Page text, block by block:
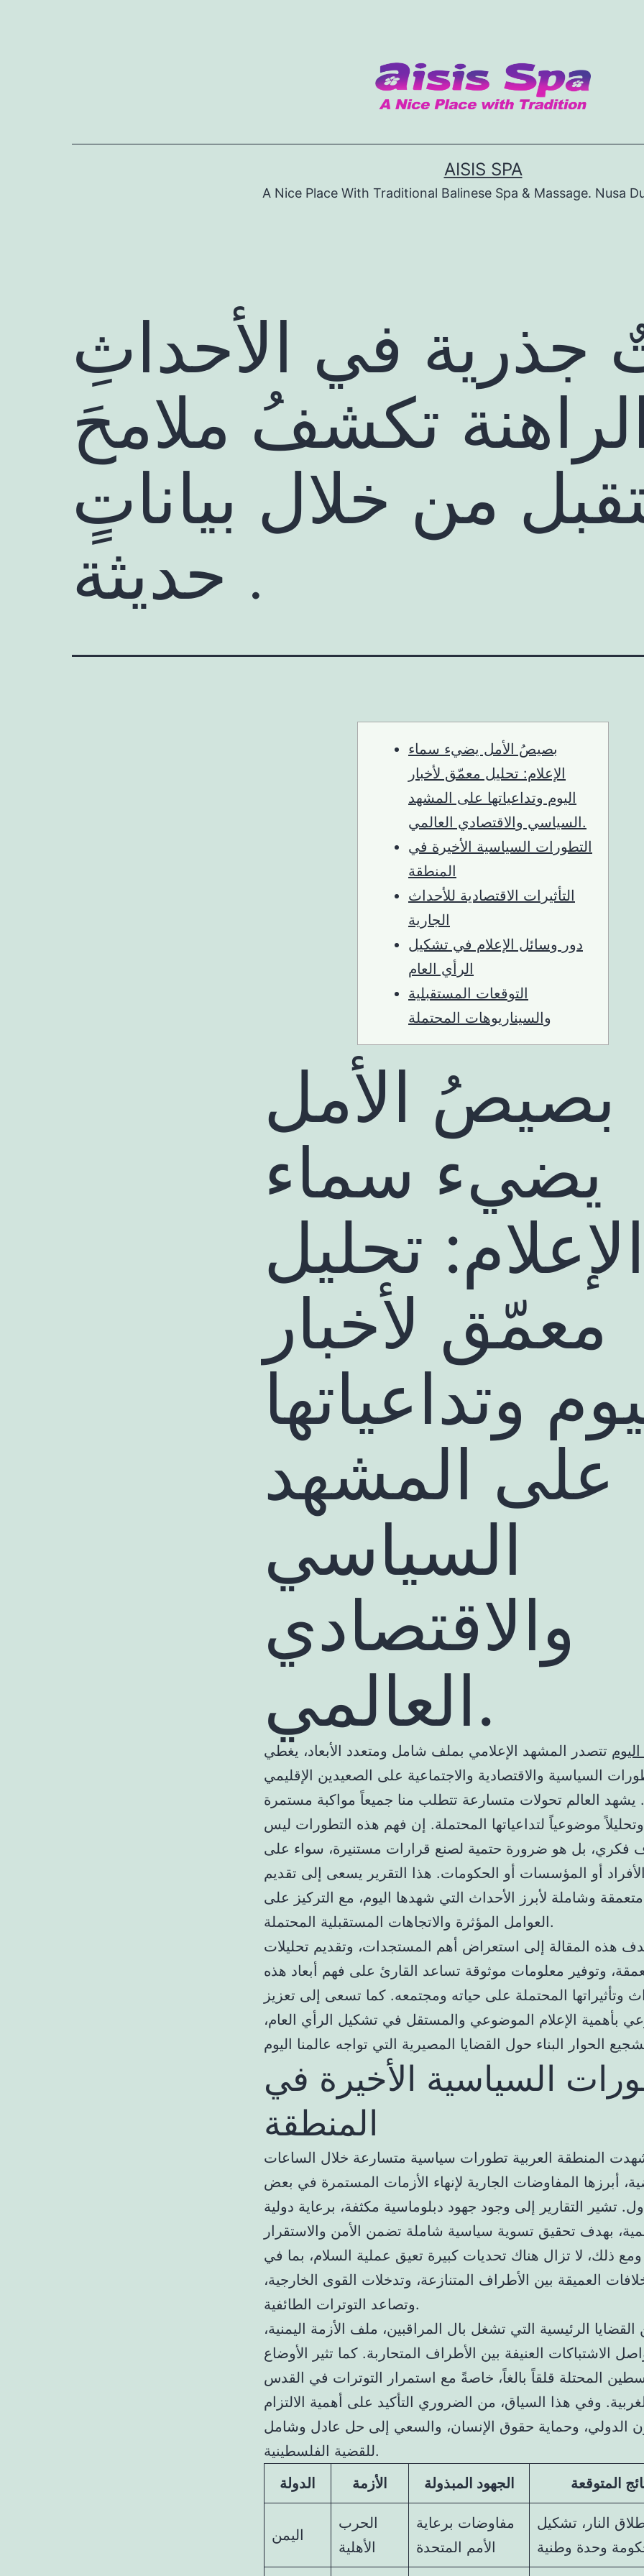
AISIS SPA
A Nice Place With Traditional Balinese Spa & Massage. Nusa
جذرية في الأحداثِ
تكشفُ ملامحَ
من خلال بياناتٍ
حديثة .
بصيصُ الأمل يضيء سماء
الإعلام: تحليل معمّق لأخبار
اليوم وتداعياتها على المشهد
السياسي والاقتصادي العالمي.
التطورات السياسية الأخيرة في
المنطقة
التأثيرات الاقتصادية للأحداث
الجارية
دور وسائل الإعلام في تشكيل
الرأي العام
التوقعات المستقبلية
والسيناريوهات المحتملة
بصيصُ الأمل
يضيء سماء
تحليل
معمّق لأخبار
وتداعياتها
على المشهد
السياسي
والاقتصادي
العالمي.
تتصدر المشهد الإعلامي بملف شامل ومتعدد الأبعاد، يغطي
السياسية والاقتصادية والاجتماعية على الصعيدين الإقليمي
يشهد العالم تحولات متسارعة تتطلب منا جميعاً مواكبة مستمرة
موضوعياً لتداعياتها المحتملة. إن فهم هذه التطورات ليس
فكري، بل هو ضرورة حتمية لصنع قرارات مستنيرة، سواء على
أو المؤسسات أو الحكومات. هذا التقرير يسعى إلى تقديم
وشاملة لأبرز الأحداث التي شهدها اليوم، مع التركيز على
العوامل المؤثرة والاتجاهات المستقبلية المحتملة.
هذه المقالة إلى استعراض أهم المستجدات، وتقديم تحليلات
وتوفير معلومات موثوقة تساعد القارئ على فهم أبعاد هذه
وتأثيراتها المحتملة على حياته ومجتمعه. كما تسعى إلى تعزيز
بأهمية الإعلام الموضوعي والمستقل في تشكيل الرأي العام،
السياسية الأخيرة في
المنطقة
المنطقة العربية تطورات سياسية متسارعة خلال الساعات
أبرزها المفاوضات الجارية لإنهاء الأزمات المستمرة في بعض
تشير التقارير إلى وجود جهود دبلوماسية مكثفة، برعاية دولية
بهدف تحقيق تسوية سياسية شاملة تضمن الأمن والاستقرار
ذلك، لا تزال هناك تحديات كبيرة تعيق عملية السلام، بما في
العميقة بين الأطراف المتنازعة، وتدخلات القوى الخارجية،
وتصاعد التوترات الطائفية.
الرئيسية التي تشغل بال المراقبين، ملف الأزمة اليمنية،
الاشتباكات العنيفة بين الأطراف المتحاربة. كما تثير الأوضاع
المحتلة قلقاً بالغاً، خاصةً مع استمرار التوترات في القدس
وفي هذا السياق، من الضروري التأكيد على أهمية الالتزام
الدولي، وحماية حقوق الإنسان، والسعي إلى حل عادل وشامل
للقضية الفلسطينية.
الدولة
الأزمة الجهود المبذولة المتوقعة
اليمن
الحرب
الأهلية
مفاوضات برعاية
الأمم المتحدة
النار، تشكيل
وحدة وطنية